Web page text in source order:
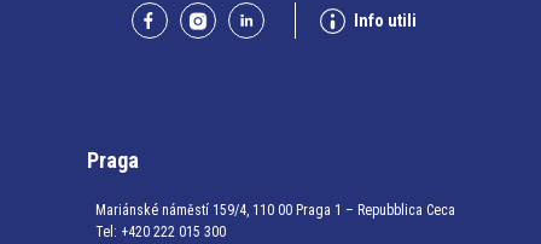
Info utili
Praga
Mariánské náměstí 159/4, 110 00 Praga 1 – Repubblica Ceca
Tel: +420 222 015 300